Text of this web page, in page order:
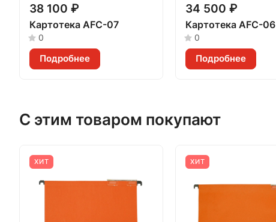
38 100 ₽
Картотека AFС-07
0
Подробнее
34 500 ₽
Картотека AFС-06
0
Подробнее
С этим товаром покупают
ХИТ ХИТ